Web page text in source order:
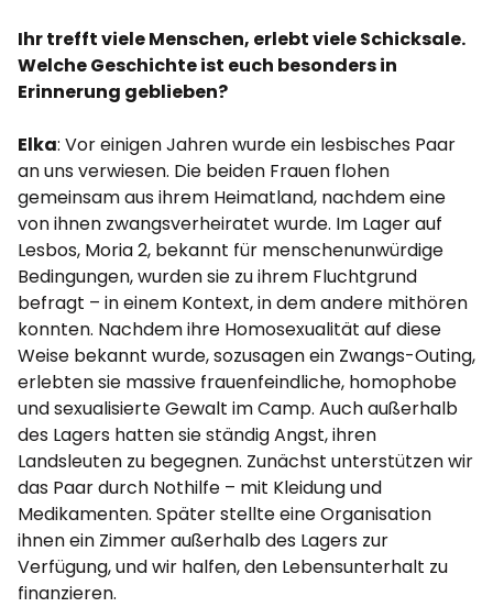
Ihr trefft viele Menschen, erlebt viele Schicksale.
Welche Geschichte ist euch besonders in
Erinnerung geblieben?
Elka: Vor einigen Jahren wurde ein lesbisches Paar
an uns verwiesen. Die beiden Frauen flohen
gemeinsam aus ihrem Heimatland, nachdem eine
von ihnen zwangsverheiratet wurde. Im Lager auf
Lesbos, Moria 2, bekannt für menschenunwürdige
Bedingungen, wurden sie zu ihrem Fluchtgrund
befragt – in einem Kontext, in dem andere mithören
konnten. Nachdem ihre Homosexualität auf diese
Weise bekannt wurde, sozusagen ein Zwangs-Outing,
erlebten sie massive frauenfeindliche, homophobe
und sexualisierte Gewalt im Camp. Auch außerhalb
des Lagers hatten sie ständig Angst, ihren
Landsleuten zu begegnen. Zunächst unterstützen wir
das Paar durch Nothilfe – mit Kleidung und
Medikamenten. Später stellte eine Organisation
ihnen ein Zimmer außerhalb des Lagers zur
Verfügung, und wir halfen, den Lebensunterhalt zu
finanzieren.